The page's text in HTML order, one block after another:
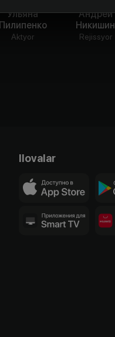
Ульяна
Пилипенко
Aktyor
Андрей
Никишин
Rejissyor
Ilovalar